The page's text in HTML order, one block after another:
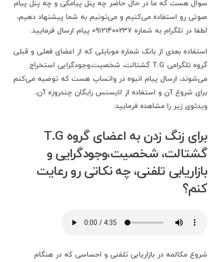
سوال هست که ما در حال حاضر چه پنل پیامکی و چه پنل پیام
صوتی رو استفاده می‌کنیم و می‌تونیم به شما پیشنهاد دهیم،
لطفا در تلگرام به شماره ۰۹۱۲۱۴۰۰۲۳۷ پیام ارسال فرمایید.
استفاده بعدی از بانک شماره موبایلی که از اعضای فعلی و قبلی
گروه تلگرامی T.G گشتالت، شخصیت،وجودگرایی استخراج
می‌شوند، ارسال پیام انبوه در واتساپ هست که توضیه می‌کنم
برای شروع آن و استفاده از لایسنس رایگان چندروزه آن،
ویدئوی زیر را مشاهده فرمایید:
برای زنگ زدن به اعضای گروه T.G
گشتالت، شخصیت،وجودگرایی و
بازاریابی تلفنی، چه نکاتی رو رعایت
کنم؟
شروع مکالمه در بازاریابی تلفنی و احساسی که در هنگام